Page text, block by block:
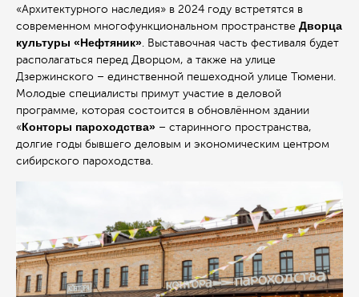
«Архитектурного наследия» в 2024 году встретятся в
современном многофункциональном пространстве Дворца
культуры «Нефтяник» . Выставочная часть фестиваля будет
располагаться перед Дворцом, а также на улице
Дзержинского – единственной пешеходной улице Тюмени.
Молодые специалисты примут участие в деловой
программе, которая состоится в обновлённом здании
«Конторы пароходства» – старинного пространства,
долгие годы бывшего деловым и экономическим центром
сибирского пароходства.